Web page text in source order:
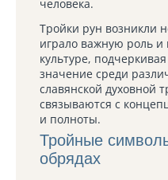
человека.
Тройки рун возникли
играло важную роль и
культуре,
значение среди
славянской духовной
связываются с
и полноты.
Тройные
обрядах